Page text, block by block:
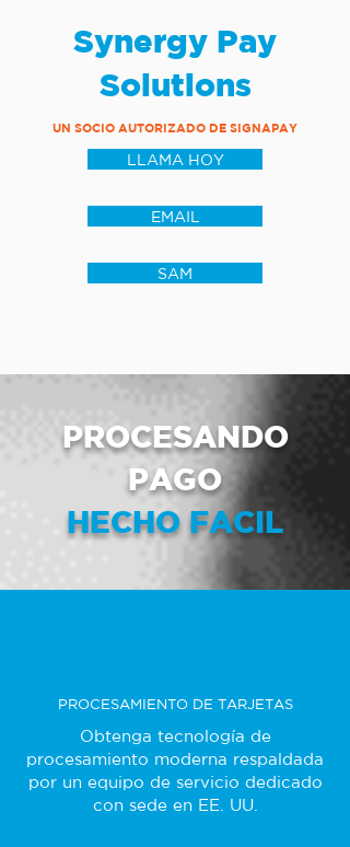
Synergy Pay
Solutions
UN SOCIO AUTORIZADO DE SIGNAPAY
LLAMA HOY
EMAIL
SAM
PROCESANDO
PAGO
HECHO FACIL
PROCESAMIENTO DE TARJETAS
Obtenga tecnología de
procesamiento moderna respaldada
por un equipo de servicio dedicado
con sede en EE. UU.